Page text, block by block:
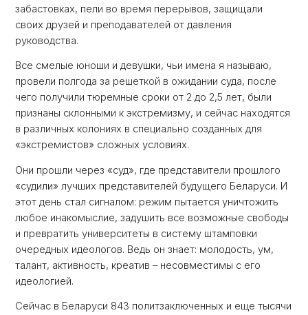
забастовках, пели во время перерывов, защищали
своих друзей и преподавателей от давления
руководства.
Все смелые юноши и девушки, чьи имена я называю,
провели полгода за решеткой в ​​ожидании суда, после
чего получили тюремные сроки от 2 до 2,5 лет, были
признаны склонными к экстремизму, и сейчас находятся
в различных колониях в специально созданных для
«экстремистов» сложных условиях.
Они прошли через «суд», где представители прошлого
«судили» лучших представителей будущего Беларуси. И
этот день стал сигналом: режим пытается уничтожить
любое инакомыслие, задушить все возможные свободы
и превратить университеты в систему штамповки
очередных идеологов. Ведь он знает: молодость, ум,
талант, активность, креатив – несовместимы с его
идеологией.
Сейчас в Беларуси 843 политзаключенных и еще тысячи